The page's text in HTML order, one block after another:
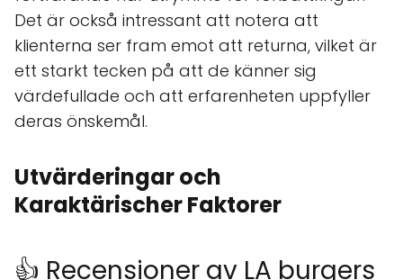
Det är också intressant att notera att
klienterna ser fram emot att returna, vilket är
ett starkt tecken på att de känner sig
värdefullade och att erfarenheten uppfyller
deras önskemål.
Utvärderingar och
Karaktärischer Faktorer
👍 Recensioner av LA burgers